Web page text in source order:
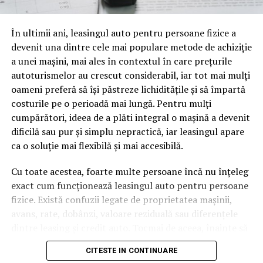
oamenii cu adevărat. Dacă transcrierea ajunge pe o
cuvinte tematice, scrise exact în limbajul în care se
caută.
Apoi vine partea de comportament. O pagină pe care
vizitatorii stau zece, cincisprezece minute ca să
urmărească replay-ul trimite un semnal greu de ignorat.
Google nu îți măsoară direct satisfacția, însă timpul
petrecut, scrollul și revenirile spun ceva despre cât de
util e materialul.
Și mai e ceva ce se uită ușor. Un webinar reușit atrage
linkuri aproape de la sine. Cineva îl menționează într-un
newsletter, altcineva îl citează într-un articol, un
partener îl trimite în comunitatea lui. Fiecare astfel de
tău, iar autoritatea e moneda forte în SEO.
În ultimii ani, leasingul auto pentru persoane fizice a
devenit una dintre cele mai populare metode de achiziție
a unei mașini, mai ales în contextul în care prețurile
autoturismelor au crescut considerabil, iar tot mai mulți
oameni preferă să își păstreze lichiditățile și să împartă
costurile pe o perioadă mai lungă. Pentru mulți
cumpărători, ideea de a plăti integral o mașină a devenit
dificilă sau pur și simplu nepractică, iar leasingul apare
ca o soluție mai flexibilă și mai accesibilă.
Cu toate acestea, foarte multe persoane încă nu înțeleg
exact cum funcționează leasingul auto pentru persoane
fizice. Există confuzii legate de proprietatea mașinii,
avans, rate, dobânzi, valoare reziduală sau diferențele
semnezi orice contract, este important să înțelegi clar
mecanismul acestui tip de finanțare și să știi la ce să fii
CITESTE IN CONTINUARE